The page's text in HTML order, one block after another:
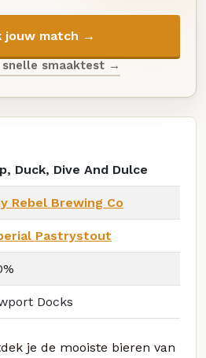
jouw match →
snelle smaaktest →
Duck, Dive And Dulce
Rebel Brewing Co
Pastrystout
Docks
je de mooiste bieren van